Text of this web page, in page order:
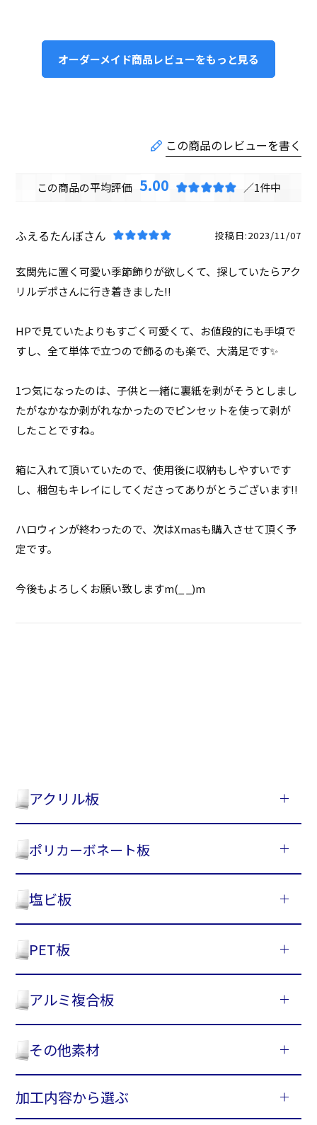
アクリル板
ポリカーボネート板
塩ビ板
PET板
アルミ複合板
その他素材
加工内容から選ぶ
オーダーメイド商品レビューをもっと見る
5.00 1
ふえるたんぼ 投稿日 2023/11/07
玄関先に置く可愛い季節飾りが欲しくて、探していたらアク
リルデポさんに行き着きました!!
HPで見ていたよりもすごく可愛くて、お値段的にも手頃で
すし、全て単体で立つので飾るのも楽で、大満足です✨
1つ気になったのは、子供と一緒に裏紙を剥がそうとしまし
たがなかなか剥がれなかったのでピンセットを使って剥が
したことですね。
箱に入れて頂いていたので、使用後に収納もしやすいです
し、梱包もキレイにしてくださってありがとうございます!!
ハロウィンが終わったので、次はXmasも購入させて頂く予
定です。
今後もよろしくお願い致しますm(_ _)m